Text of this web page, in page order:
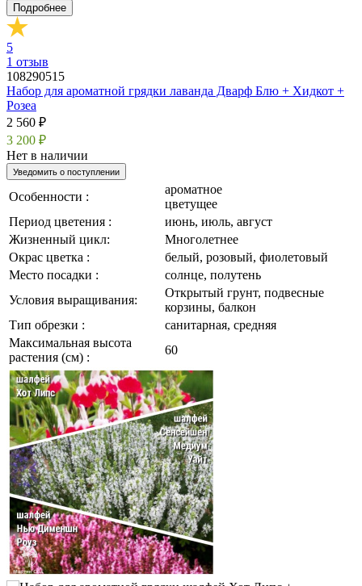
Подробнее
5
1 отзыв
108290515
Набор для ароматной грядки лаванда Дварф Блю + Хидкот +
Розеа
2 560 ₽
3 200 ₽
Нет в наличии
Уведомить о поступлении
Особенности :
ароматное
цветущее
Период цветения :
июнь, июль, август
Жизненный цикл:
Многолетнее
Окрас цветка :
белый, розовый, фиолетовый
Место посадки :
солнце, полутень
Условия выращивания:
Открытый грунт, подвесные
корзины, балкон
Тип обрезки :
санитарная, средняя
Максимальная высота
растения (см) :
60